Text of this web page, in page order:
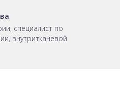
специалист по
внутритканевой